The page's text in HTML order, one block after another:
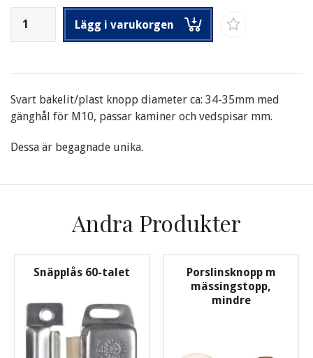
Lägg i varukorgen
Svart bakelit/plast knopp diameter ca: 34-35mm med
gänghål för M10, passar kaminer och vedspisar mm.
Dessa är begagnade unika.
Andra Produkter
Snäpplås 60-talet
Porslinsknopp m
mässingstopp,
mindre